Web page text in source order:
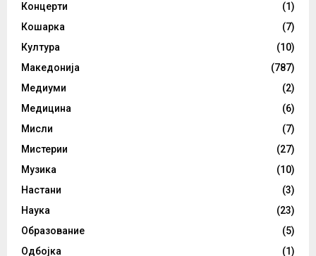
Концерти
(1)
Кошарка
(7)
Култура
(10)
Македонија
(787)
Медиуми
(2)
Медицина
(6)
Мисли
(7)
Мистерии
(27)
Музика
(10)
Настани
(3)
Наука
(23)
Образование
(5)
Одбојка
(1)